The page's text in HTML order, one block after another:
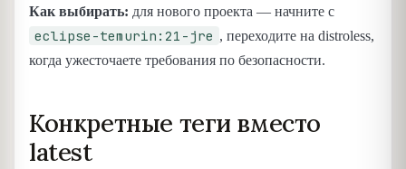
Как выбирать: для нового проекта — начните с
eclipse-temurin:21-jre , переходите на distroless,
когда ужесточаете требования по безопасности.
Конкретные теги вместо
latest